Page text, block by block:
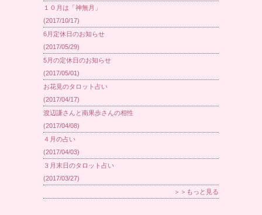
１０月は「神無月」
(2017/10/17)
6月定休日のお知らせ
(2017/05/29)
5月の定休日のお知らせ
(2017/05/01)
お花見のタロット占い
(2017/04/17)
渡辺謙さんと南果歩さんの相性
(2017/04/08)
４月の占い
(2017/04/03)
３月末日のタロット占い
(2017/03/27)
＞＞もっと見る